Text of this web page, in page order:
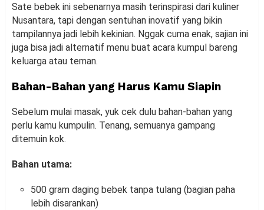
Sate bebek ini sebenarnya masih terinspirasi dari kuliner
Nusantara, tapi dengan sentuhan inovatif yang bikin
tampilannya jadi lebih kekinian. Nggak cuma enak, sajian ini
juga bisa jadi alternatif menu buat acara kumpul bareng
keluarga atau teman.
Bahan-Bahan yang Harus Kamu Siapin
Sebelum mulai masak, yuk cek dulu bahan-bahan yang
perlu kamu kumpulin. Tenang, semuanya gampang
ditemuin kok.
Bahan utama:
500 gram daging bebek tanpa tulang (bagian paha
lebih disarankan)